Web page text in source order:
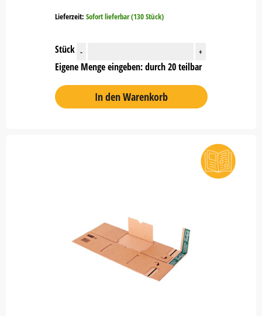
Lieferzeit: Sofort lieferbar (130 Stück)
Stück - +
Eigene Menge eingeben: durch 20 teilbar
In den Warenkorb